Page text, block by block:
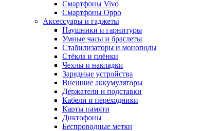
Смартфоны Vivo
Смартфоны Oppo
Аксессуары и гаджеты
Наушники и гарнитуры
Умные часы и браслеты
Стабилизаторы и моноподы
Стёкла и плёнки
Чехлы и накладки
Зарядные устройства
Внешние аккумуляторы
Держатели и подставки
Кабели и переходники
Карты памяти
Диктофоны
Беспроводные метки